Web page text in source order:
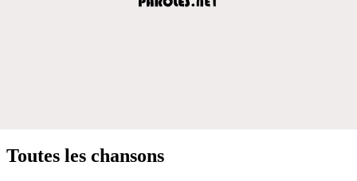
Toutes les chansons